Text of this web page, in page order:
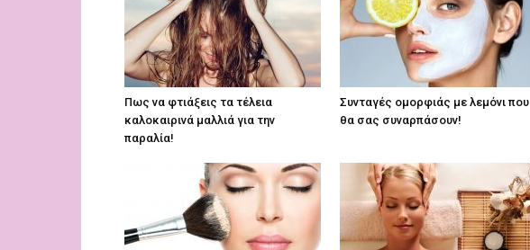
Πως να φτιάξεις τα τέλεια
καλοκαιρινά μαλλιά για την
παραλία!
Συνταγές ομορφιάς με λεμόνι που
θα σας συναρπάσουν!